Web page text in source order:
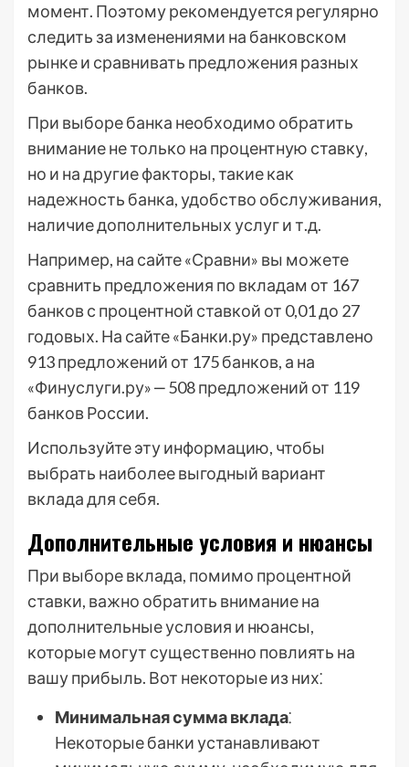
момент. Поэтому рекомендуется регулярно
следить за изменениями на банковском
рынке и сравнивать предложения разных
банков.
При выборе банка необходимо обратить
внимание не только на процентную ставку,
но и на другие факторы, такие как
надежность банка, удобство обслуживания,
наличие дополнительных услуг и т.д.
Например, на сайте «Сравни» вы можете
сравнить предложения по вкладам от 167
банков с процентной ставкой от 0,01 до 27
годовых. На сайте «Банки.ру» представлено
913 предложений от 175 банков, а на
«Финуслуги.ру» ‒ 508 предложений от 119
банков России.
Используйте эту информацию, чтобы
выбрать наиболее выгодный вариант
вклада для себя.
Дополнительные условия и нюансы
При выборе вклада, помимо процентной
ставки, важно обратить внимание на
дополнительные условия и нюансы,
которые могут существенно повлиять на
вашу прибыль. Вот некоторые из них⁚
Минимальная сумма вклада⁚
Некоторые банки устанавливают